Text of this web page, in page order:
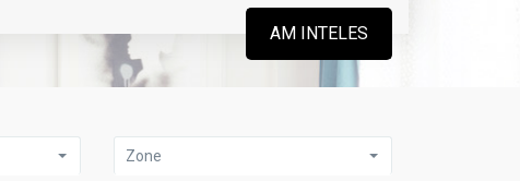
AM INTELES
0364 808 888
Zone